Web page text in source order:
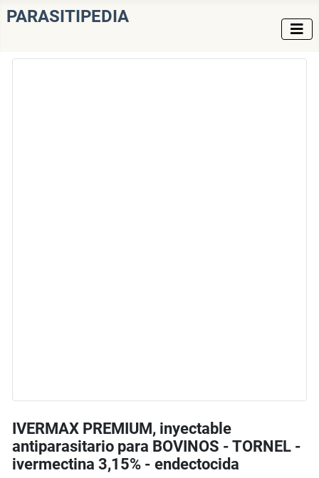
PARASITIPEDIA
IVERMAX PREMIUM, inyectable
antiparasitario para BOVINOS - TORNEL -
ivermectina 3,15% - endectocida